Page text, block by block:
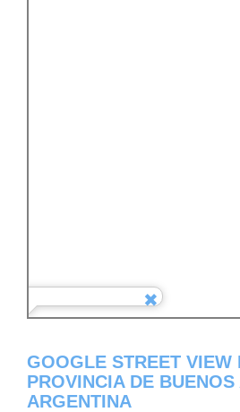
GOOGLE STREET VIEW
PROVINCIA DE BUENOS
ARGENTINA